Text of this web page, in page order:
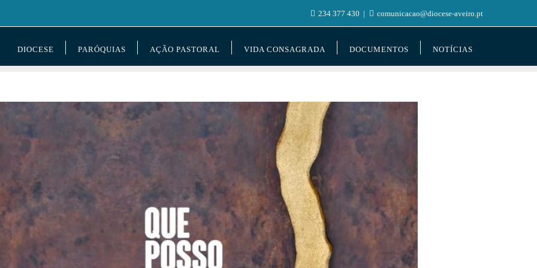
234 377 430 comunicacao@diocese-aveiro.pt
DIOCESE PARÓQUIAS AÇÃO PASTORAL VIDA CONSAGRADA DOCUMENTOS NOTÍCIAS